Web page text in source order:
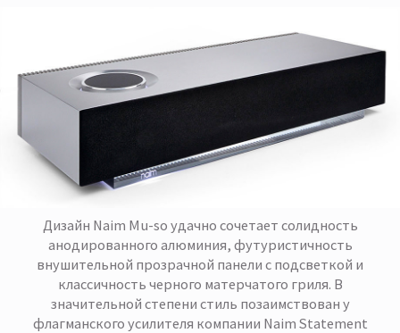
Дизайн Naim Mu-so удачно сочетает солидность
анодированного алюминия, футуристичность
внушительной прозрачной панели с подсветкой и
классичность черного матерчатого гриля. В
значительной степени стиль позаимствован у
флагманского усилителя компании Naim Statement